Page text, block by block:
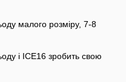
малого розміру, 7-8
і ICE16 зробить свою